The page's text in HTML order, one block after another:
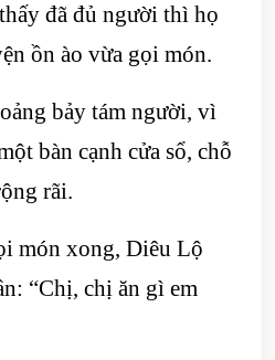
đã đủ người thì họ
ồn ào vừa gọi món.
bảy tám người, vì
bàn cạnh cửa sổ, chỗ
rãi.
món xong, Diêu Lộ
“Chị, chị ăn gì em